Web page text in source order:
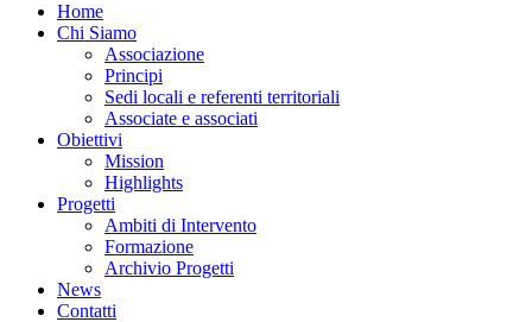
Home
Chi Siamo
Associazione
Principi
Sedi locali e referenti territoriali
Associate e associati
Obiettivi
Mission
Highlights
Progetti
Ambiti di Intervento
Formazione
Archivio Progetti
News
Contatti